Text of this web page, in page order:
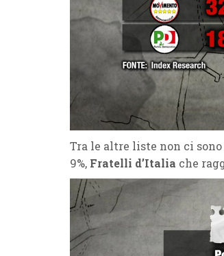
Tra le altre liste non ci
9%, Fratelli d’Italia che